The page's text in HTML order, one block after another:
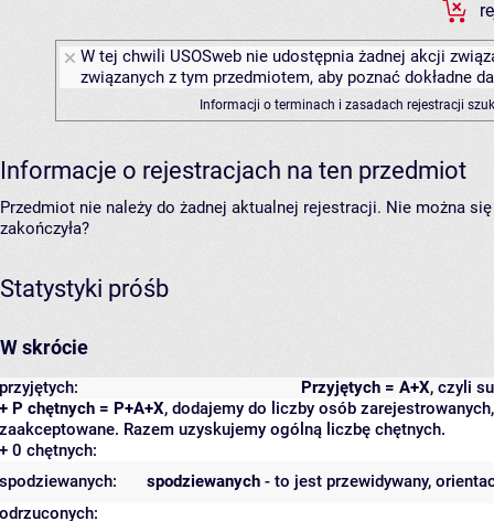
W tej chwili USOSweb nie udostępnia żadnej akcji
związanych z tym przedmiotem, aby poznać dokładne
Informacji o terminach i zasadach rejestracji
Informacje o rejestracjach na ten przedmiot
Przedmiot nie należy do żadnej aktualnej rejestracji. Nie można
zakończyła?
Statystyki próśb
W skrócie
Przyjętych = A+X, czyli
przyjętych:
+ P chętnych = P+A+X, dodajemy do liczby osób
zaakceptowane. Razem uzyskujemy ogólną liczbę chętnych.
+ 0 chętnych:
spodziewanych - to jest przewidywany,
spodziewanych:
odrzuconych: